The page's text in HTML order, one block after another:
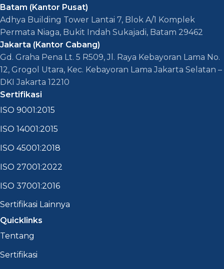
Batam (Kantor Pusat)
Adhya Building Tower Lantai 7, Blok A/1 Komplek
Permata Niaga, Bukit Indah Sukajadi, Batam 29462
Jakarta (Kantor Cabang)
Gd. Graha Pena Lt. 5 R509, Jl. Raya Kebayoran Lama No.
12, Grogol Utara, Kec. Kebayoran Lama Jakarta Selatan –
DKI Jakarta 12210
Sertifikasi
ISO 9001:2015
ISO 14001:2015
ISO 45001:2018
ISO 27001:2022
ISO 37001:2016
Sertifikasi Lainnya
Quicklinks
Tentang
Sertifikasi